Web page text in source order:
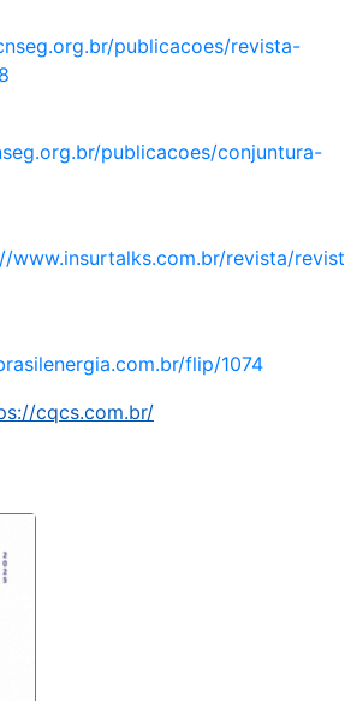
publicacoes/revista-
publicacoes/conjuntura-
www.insurtalks.com.br/revista/
flip/1074
cqcs.com.br/